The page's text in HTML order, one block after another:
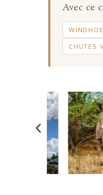
Avec ce
CHUTES